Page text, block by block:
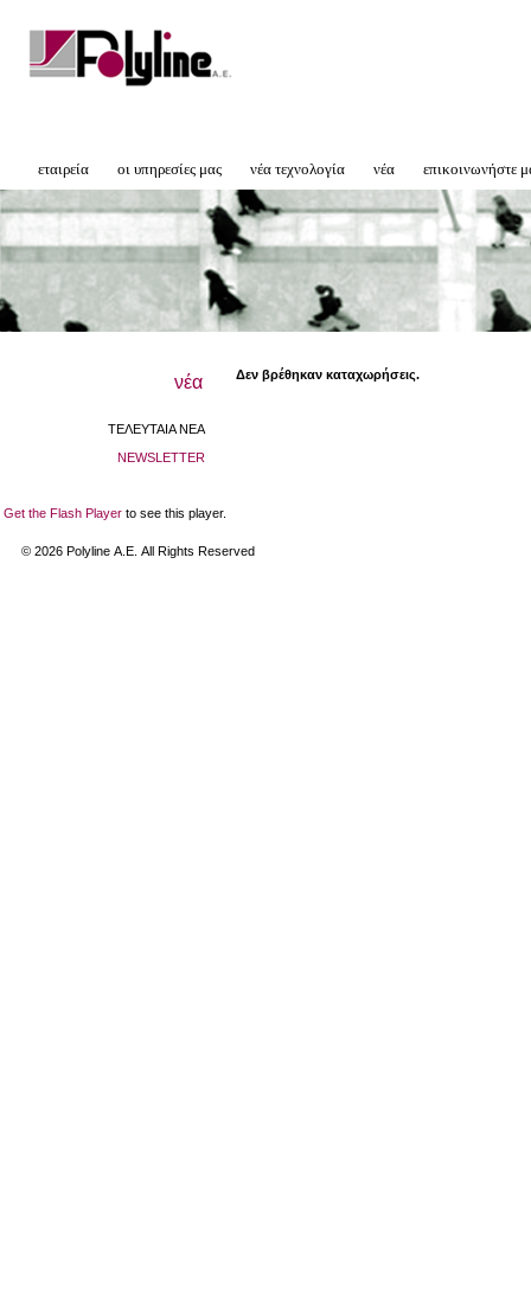
εταιρεία οι υπηρεσίες μας νέα τεχνολογία νέα επικοινωνήστε
νέα
ΤΕΛΕΥΤΑΙΑ ΝΕΑ
NEWSLETTER
Δεν βρέθηκαν καταχωρήσεις.
Get the Flash Player to see this player.
© 2026 Polyline Α.Ε. All Rights Reserved